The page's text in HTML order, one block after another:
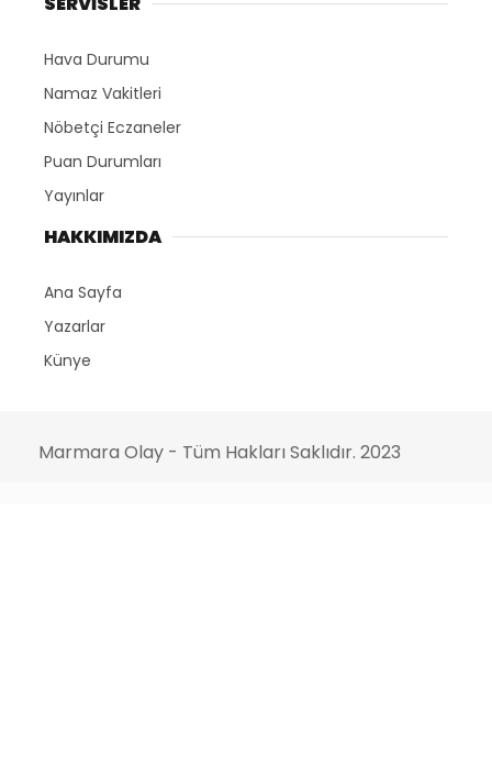
Hava Durumu
Namaz Vakitleri
Nöbetçi Eczaneler
Puan Durumları
Yayınlar
HAKKIMIZDA
Ana Sayfa
Yazarlar
Künye
Marmara Olay - Tüm Hakları Saklıdır. 2023